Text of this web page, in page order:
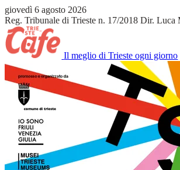
giovedì 6 agosto 2026
Reg. Tribunale di Trieste n. 17/2018 Dir. Luca
Il meglio di Trieste ogni giorno